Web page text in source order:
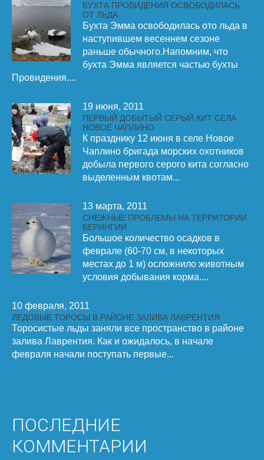
БУХТА ПРОВИДЕНИЯ ОСВОБОДИЛАСЬ
ОТ ЛЬДА
Бухта Эмма освободилась ото льда в
наступившем весеннем сезоне
раньше обычного.Напомним, что
бухта Эмма является частью бухты
Провидения....
19 июня, 2011
ПЕРВЫЙ ДОБЫТЫЙ СЕРЫЙ КИТ СЕЛА
НОВОЕ ЧАПЛИНО
К празднику 12 июня в селе Новое
Чаплино бригада морских охотников
добыла первого серого кита согласно
выделенным квотам...
13 марта, 2011
СНЕЖНЫЕ ПРОБЛЕМЫ НА ТЕРРИТОРИИ
БЕРИНГИИ
Большое количество осадков в
феврале (60-70 см, в некоторых
местах до 1 м) осложнило животным
условия добывания корма....
10 февраля, 2011
ЛЕДОВЫЕ ТОРОСЫ В РАЙОНЕ ЗАЛИВА ЛАВРЕНТИЯ
Торосистые льды заняли все пространство в районе
залива Лаврентия. Как и ожидалось, в начале
февраля начали поступать первые...
ПОСЛЕДНИЕ
КОММЕНТАРИИ